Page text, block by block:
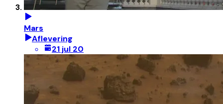
Mars
Aflevering
21 jul 20